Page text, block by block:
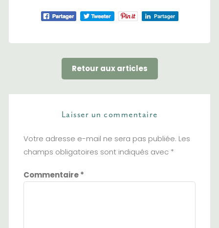
Retour aux articles
Laisser un commentaire
Votre adresse e-mail ne sera pas publiée. Les
champs obligatoires sont indiqués avec *
Commentaire*